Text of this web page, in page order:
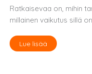
Ratkaisevaa on, mihin
millainen vaikutus sillä
Lue lisää